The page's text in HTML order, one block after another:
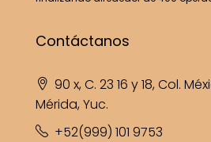
Contáctanos
90 x, C. 23 16 y 18, Col.
Mérida, Yuc.
+52(999) 101 9753